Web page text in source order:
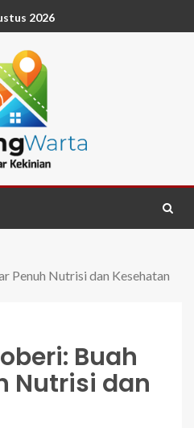
2026
Penuh Nutrisi dan Kesehatan
Buah
Nutrisi dan